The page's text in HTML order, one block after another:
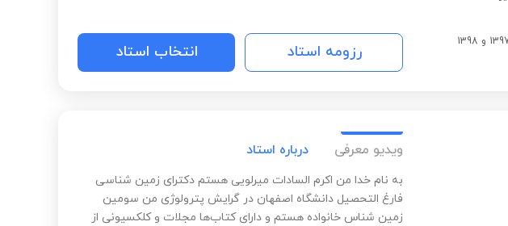
رزومه استاد انتخاب استاد
ویدیو معرفی درباره استاد
به نام خدا من اکرم السادات میرلویی هستم دکترای زمین شناسی
فارغ التحصیل دانشگاه اصفهان در گرایش پترولوژی من سومین
زمین شناس خانواده هستم و دارای کتاب‌ها مجلات و کلکسیونی از